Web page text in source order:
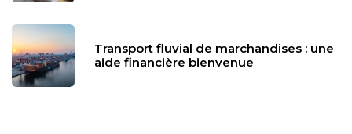
Transport fluvial de marchandises : une
aide financière bienvenue